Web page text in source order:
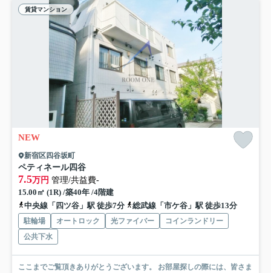
賃貸マンション
NEW
新宿区四谷坂町
ペティネール四谷
7.5万円 管理/共益費-
15.00㎡ (1R) /築40年 /4階建
中央線「四ツ谷」駅 徒歩7分
総武線「市ケ谷」駅 徒歩13分
駐輪場 オートロック 光ファイバー
コインランドリー
公共下水
ここまでご覧頂きありがとうございます。 お部屋探しの際には、皆さま